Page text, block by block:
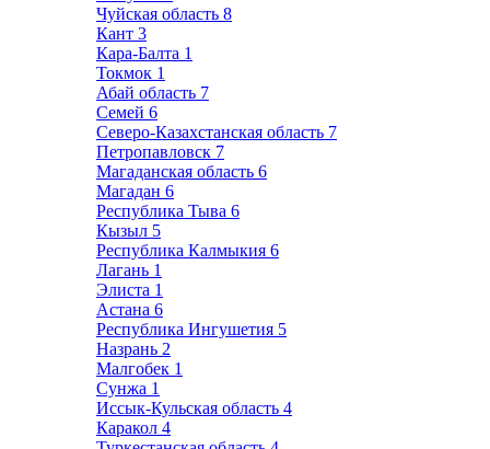
Чуйская область 8
Кант 3
Кара-Балта 1
Токмок 1
Абай область 7
Семей 6
Северо-Казахстанская область 7
Петропавловск 7
Магаданская область 6
Магадан 6
Республика Тыва 6
Кызыл 5
Республика Калмыкия 6
Лагань 1
Элиста 1
Астана 6
Республика Ингушетия 5
Назрань 2
Малгобек 1
Сунжа 1
Иссык-Кульская область 4
Каракол 4